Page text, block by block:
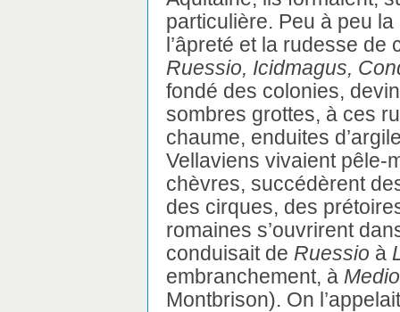
particulière. Peu à peu
l’âpreté et la rudesse
Ruessio, Icidmagus,
fondé des colonies,
sombres grottes, à ces
chaume, enduites
Vellaviens vivaient pêle-
chèvres, succédèrent
des cirques, des
romaines s’ouvrirent
conduisait de Ruessio à
embranchement, à
Montbrison). On